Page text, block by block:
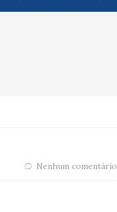
Nenhum comentário